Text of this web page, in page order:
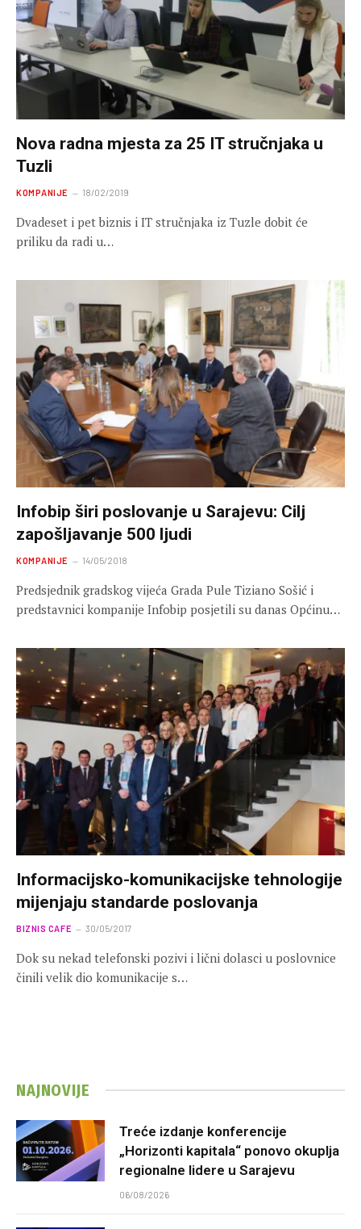
Nova radna mjesta za 25 IT stručnjaka u
Tuzli
KOMPANIJE 18/02/2019
Dvadeset i pet biznis i IT stručnjaka iz Tuzle dobit će
priliku da radi u…
Infobip širi poslovanje u Sarajevu: Cilj
zapošljavanje 500 ljudi
KOMPANIJE 14/05/2018
Predsjednik gradskog vijeća Grada Pule Tiziano Sošić i
predstavnici kompanije Infobip posjetili su danas Općinu…
Informacijsko-komunikacijske tehnologije
mijenjaju standarde poslovanja
BIZNIS CAFE 30/05/2017
Dok su nekad telefonski pozivi i lični dolasci u poslovnice
činili velik dio komunikacije s…
NAJNOVIJE
Treće izdanje konferencije
„Horizonti kapitala“ ponovo okuplja
regionalne lidere u Sarajevu
06/08/2026